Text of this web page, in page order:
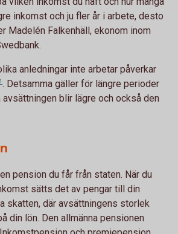
inkomst och ju fler år i arbete, desto
Madelén Falkenhäll, ekonom inom
anledningar inte arbetar påverkar
1. Detsamma gäller för längre perioder
blir lägre och också den
pension du får från staten. När du
sätts det av pengar till din
skatten, där avsättningens storlek
din lön. Den allmänna pensionen